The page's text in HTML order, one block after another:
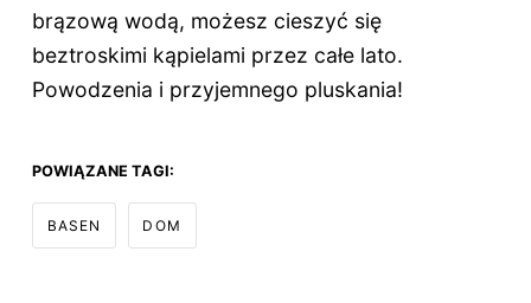
brązową wodą, możesz cieszyć się
beztroskimi kąpielami przez całe lato.
Powodzenia i przyjemnego pluskania!
POWIĄZANE TAGI:
BASEN DOM